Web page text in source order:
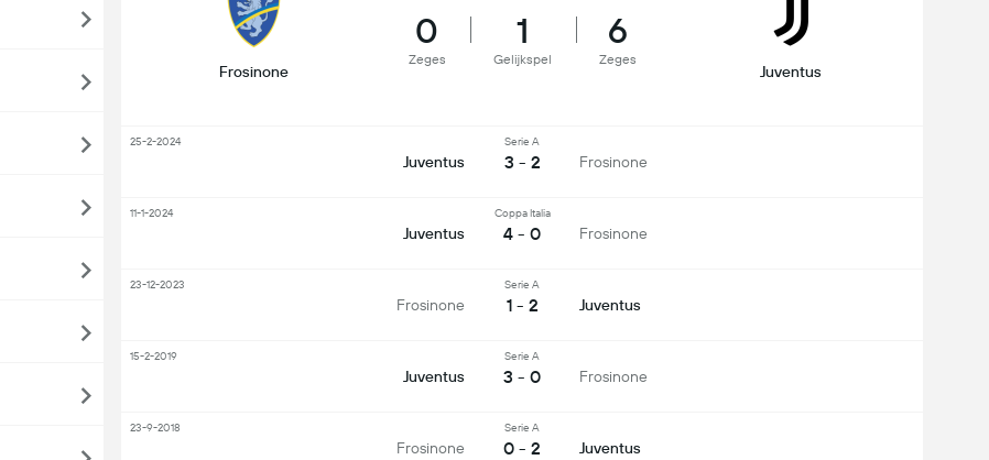
Frosinone
0
Zeges
1
Gelijkspel
6
Zeges
Juventus
Juventus
Serie A
3 - 2 Frosinone
25-2-2024
Juventus
Coppa Italia
4 - 0 Frosinone
11-1-2024
Frosinone
Serie A
1 - 2 Juventus
23-12-2023
Juventus
Serie A
3 - 0 Frosinone
15-2-2019
Frosinone
Serie A
0 - 2 Juventus
23-9-2018